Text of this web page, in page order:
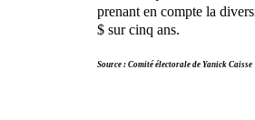
prenant en compte la
$ sur cinq ans.
Source : Comité électorale de Yanick Caisse